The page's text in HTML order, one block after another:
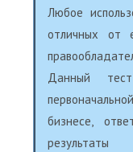
Любое
отличных от
Данный
бизнесе,